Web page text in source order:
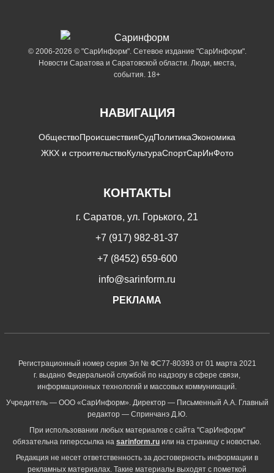
© 2006-2026 © "СарИнформ". Сетевое издание "СарИнформ".
Новости Саратова и Саратовской области. Люди, места,
события. 18+
НАВИГАЦИЯ
ОбществоПроисшествияСудПолитикаЭкономика
ЖКХ и строительствоКультураСпортСарИнФото
КОНТАКТЫ
г. Саратов, ул. Горького, 21
+7 (917) 982-81-37
+7 (8452) 659-600
info@sarinform.ru
РЕКЛАМА
Регистрационный номер серия Эл № ФС77-80393 от 01 марта 2021
г. выдано Федеральной службой по надзору в сфере связи,
информационных технологий и массовых коммуникаций.
Учредитель — ООО «СарИнформ». Директор — Письменный А.А. Главный
редактор — Спринчанэ Д.Ю.
При использовании любых материалов с сайта "СарИнформ"
обязательна гиперссылка на sarinform.ru или на страницу с новостью.
Редакция не несет ответственность за достоверность информации в
рекламных материалах. Такие материалы выходят с пометкой